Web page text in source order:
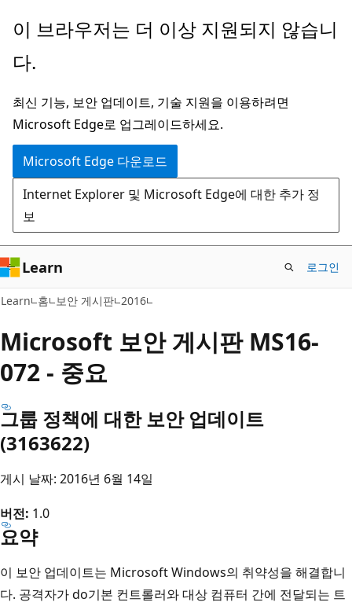
주
콘
츠
로
건
너
뛰
기
이 브라우저는 더 이상 지원되지 않습니
다.
최신 기능, 보안 업데이트, 기술 지원을 이용하려면
Microsoft Edge로 업그레이드하세요.
Microsoft Edge 다운로드
Internet Explorer 및 Microsoft Edge에 대한 추가 정
보
Learn 로그인
Learn 홈 보안 게시판 2016
Microsoft 보안 게시판 MS16-
072 - 중요
그룹 정책에 대한 보안 업데이트
(3163622)
게시 날짜: 2016년 6월 14일
버전: 1.0
요약
이 보안 업데이트는 Microsoft Windows의 취약성을 해결합니
다. 공격자가 do기본 컨트롤러와 대상 컴퓨터 간에 전달되는 트